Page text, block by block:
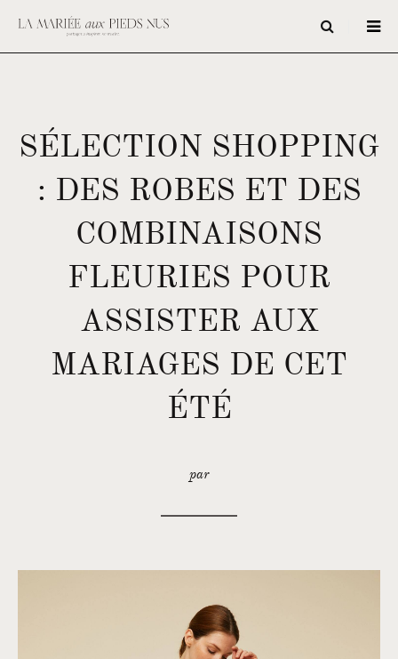
SÉLECTION SHOPPING
: DES ROBES ET DES
COMBINAISONS
FLEURIES POUR
ASSISTER AUX
MARIAGES DE CET
ÉTÉ
par